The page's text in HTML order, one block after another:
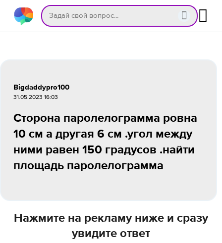
Bigdaddypro100
31.05.2023 16:03
Сторона паролелограмма ровна
10 см а другая 6 см .угол между
ними равен 150 градусов .найти
площадь паролелограмма
Нажмите на рекламу ниже и сразу
увидите ответ